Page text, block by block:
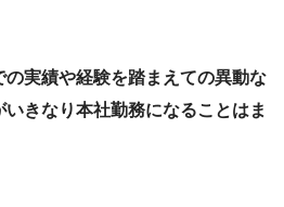
実績や経験を踏まえての異動な
きなり本社勤務になることはま